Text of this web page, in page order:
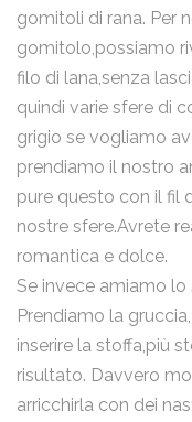
gomitoli di rana. Per
gomitolo,possiamo
filo di lana,senza
quindi varie sfere di
grigio se vogliamo
prendiamo il nostro
pure questo con il fil
nostre sfere.Avrete
romantica e dolce.
Se invece amiamo
Prendiamo la
inserire la stoffa,più
risultato. Davvero
arricchirla con dei